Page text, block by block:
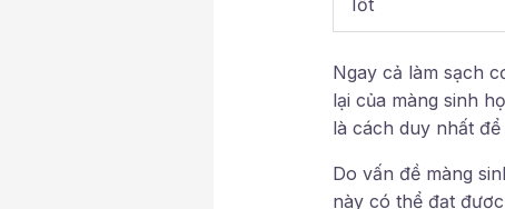
Ngay cả làm sạch
lại của màng sinh
là cách duy nhất
Do vấn đề màng
này có thể đạt